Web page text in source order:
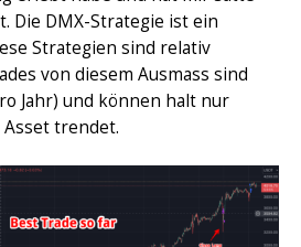
Die DMX-Strategie ist ein
Strategien sind relativ
von diesem Ausmass sind
Jahr) und können halt nur
trendet.